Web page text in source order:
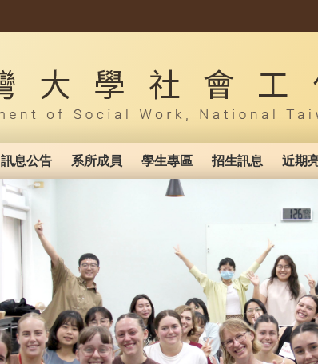
訊息公告 系所成員 學生專區 招生訊息 近期